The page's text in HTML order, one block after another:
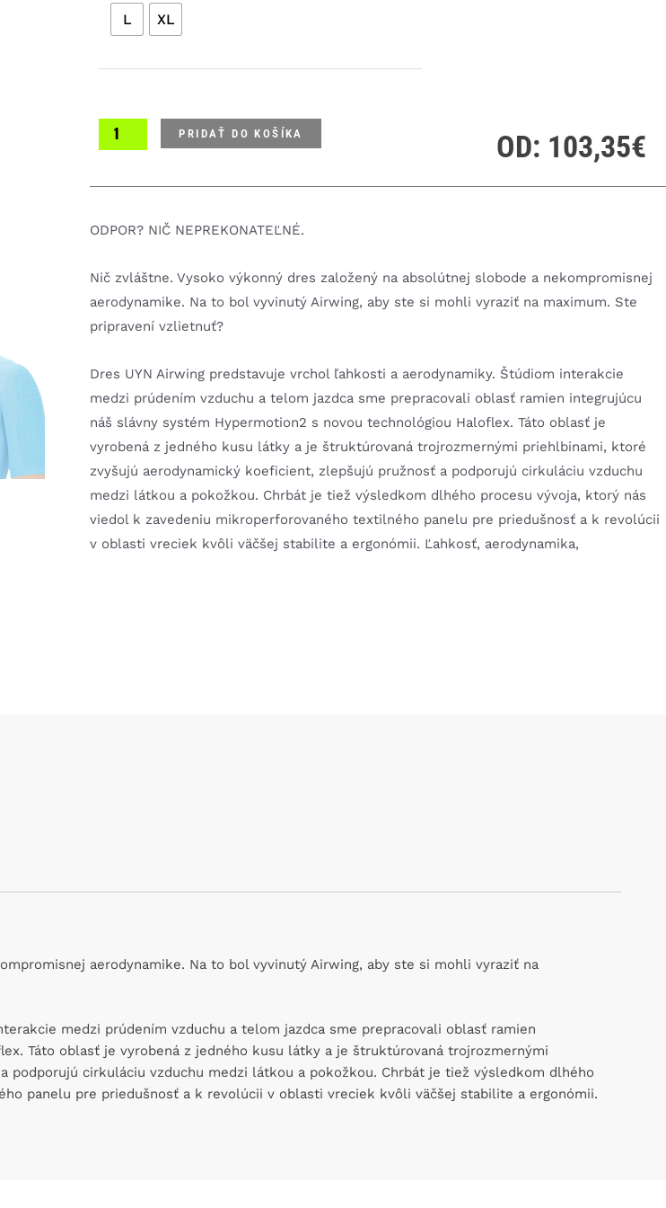
L XL
Biking
Airwing
cyklistický
dres
PRIDAŤ DO KOŠÍKA OD: 103,35€
ODPOR? NIČ NEPREKONATEĽNÉ.
Nič zvláštne. Vysoko výkonný dres založený na absolútnej slobode a nekompromisnej
aerodynamike. Na to bol vyvinutý Airwing, aby ste si mohli vyraziť na maximum. Ste
pripravení vzlietnuť?
Dres UYN Airwing predstavuje vrchol ľahkosti a aerodynamiky. Štúdiom interakcie
medzi prúdením vzduchu a telom jazdca sme prepracovali oblasť ramien integrujúcu
náš slávny systém Hypermotion2 s novou technológiou Haloflex. Táto oblasť je
vyrobená z jedného kusu látky a je štruktúrovaná trojrozmernými priehlbinami, ktoré
zvyšujú aerodynamický koeficient, zlepšujú pružnosť a podporujú cirkuláciu vzduchu
medzi látkou a pokožkou. Chrbát je tiež výsledkom dlhého procesu vývoja, ktorý nás
viedol k zavedeniu mikroperforovaného textilného panelu pre priedušnosť a k revolúcii
v oblasti vreciek kvôli väčšej stabilite a ergonómii. Ľahkosť, aerodynamika,
aerodynamike. Na to bol vyvinutý Airwing, aby ste si mohli vyraziť na
medzi prúdením vzduchu a telom jazdca sme prepracovali oblasť ramien
Táto oblasť je vyrobená z jedného kusu látky a je štruktúrovaná trojrozmernými
cirkuláciu vzduchu medzi látkou a pokožkou. Chrbát je tiež výsledkom dlhého
panelu pre priedušnosť a k revolúcii v oblasti vreciek kvôli väčšej stabilite a ergonómii.